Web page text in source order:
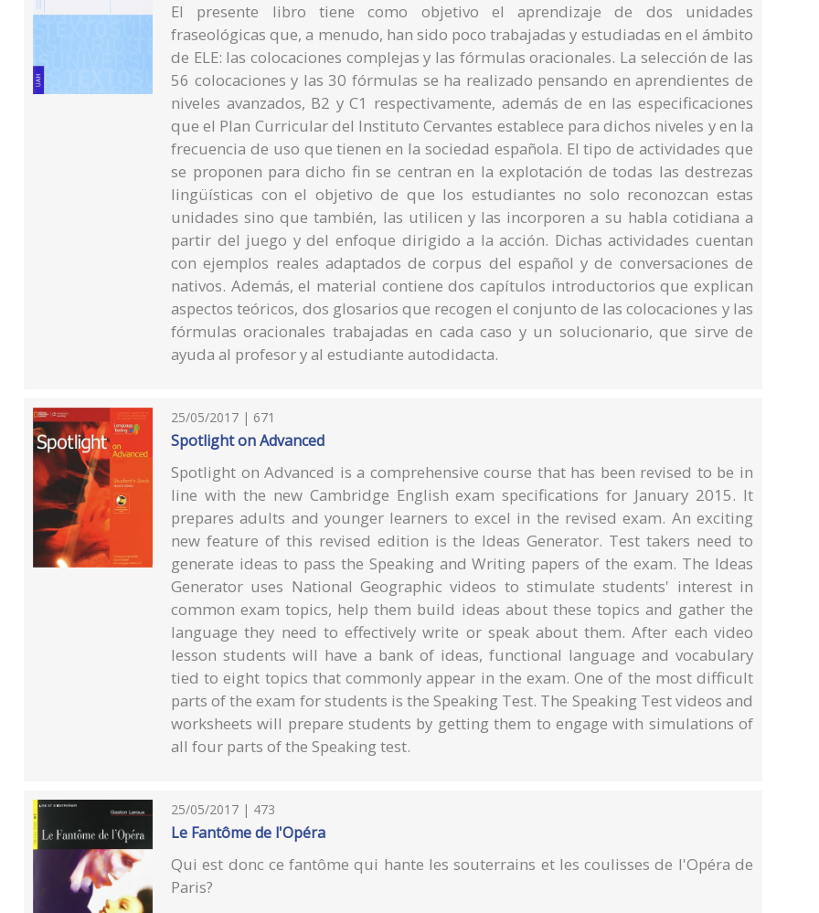
El presente libro tiene como objetivo el aprendizaje de dos unidades
fraseológicas que, a menudo, han sido poco trabajadas y estudiadas en el ámbito
de ELE: las colocaciones complejas y las fórmulas oracionales. La selección de las
56 colocaciones y las 30 fórmulas se ha realizado pensando en aprendientes de
niveles avanzados, B2 y C1 respectivamente, además de en las especificaciones
que el Plan Curricular del Instituto Cervantes establece para dichos niveles y en la
frecuencia de uso que tienen en la sociedad española. El tipo de actividades que
se proponen para dicho fin se centran en la explotación de todas las destrezas
lingüísticas con el objetivo de que los estudiantes no solo reconozcan estas
unidades sino que también, las utilicen y las incorporen a su habla cotidiana a
partir del juego y del enfoque dirigido a la acción. Dichas actividades cuentan
con ejemplos reales adaptados de corpus del español y de conversaciones de
nativos. Además, el material contiene dos capítulos introductorios que explican
aspectos teóricos, dos glosarios que recogen el conjunto de las colocaciones y las
fórmulas oracionales trabajadas en cada caso y un solucionario, que sirve de
ayuda al profesor y al estudiante autodidacta.
25/05/2017 | 671
Spotlight on Advanced
Spotlight on Advanced is a comprehensive course that has been revised to be in
line with the new Cambridge English exam specifications for January 2015. It
prepares adults and younger learners to excel in the revised exam. An exciting
new feature of this revised edition is the Ideas Generator. Test takers need to
generate ideas to pass the Speaking and Writing papers of the exam. The Ideas
Generator uses National Geographic videos to stimulate students' interest in
common exam topics, help them build ideas about these topics and gather the
language they need to effectively write or speak about them. After each video
lesson students will have a bank of ideas, functional language and vocabulary
tied to eight topics that commonly appear in the exam. One of the most difficult
parts of the exam for students is the Speaking Test. The Speaking Test videos and
worksheets will prepare students by getting them to engage with simulations of
all four parts of the Speaking test.
25/05/2017 | 473
Le Fantôme de l'Opéra
Qui est donc ce fantôme qui hante les souterrains et les coulisses de l'Opéra de
Paris?